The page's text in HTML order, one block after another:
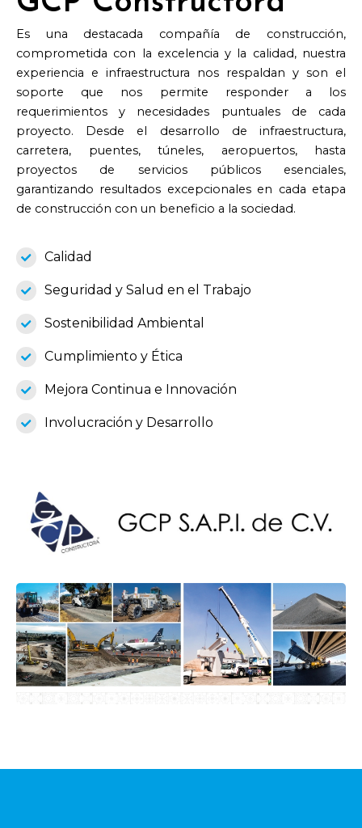
Es una destacada compañía de construcción,
comprometida con la excelencia y la calidad, nuestra
experiencia e infraestructura nos respaldan y son el
soporte que nos permite responder a los
requerimientos y necesidades puntuales de cada
proyecto. Desde el desarrollo de infraestructura,
carretera, puentes, túneles, aeropuertos, hasta
proyectos de servicios públicos esenciales,
garantizando resultados excepcionales en cada etapa
de construcción con un beneficio a la sociedad.
Calidad
Seguridad y Salud en el Trabajo
Sostenibilidad Ambiental
Cumplimiento y Ética
Mejora Continua e Innovación
Involucración y Desarrollo